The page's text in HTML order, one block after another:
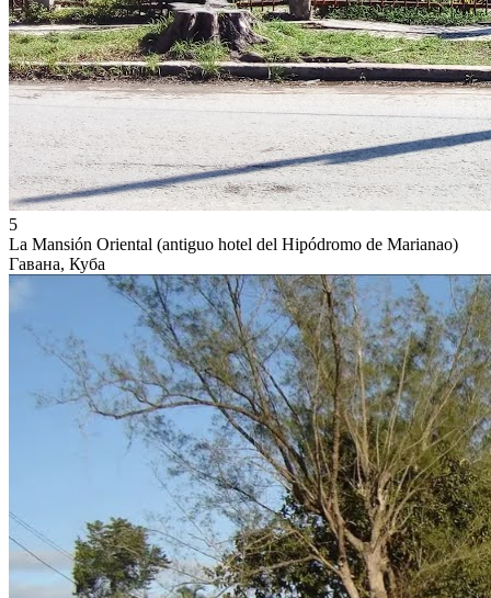
5
La Mansión Oriental (antiguo hotel del Hipódromo de Marianao)
Гавана, Куба